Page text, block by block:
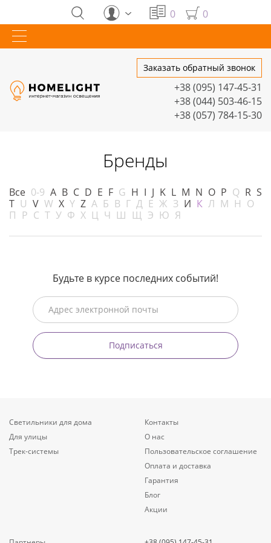
0 0
Заказать обратный звонок
+38 (095) 147-45-31
+38 (044) 503-46-15
+38 (057) 784-15-30
Бренды
Все 0-9 A B C D E F G H I J K L M N O P Q R S
T U V W X Y Z А Б В Г Д Е Ж З И К Л М Н О
П Р С Т У Ф Х Ц Ч Ш Щ Э Ю Я
Будьте в курсе последних событий!
Подписаться
Светильники для дома
Для улицы
Трек-системы
Контакты
О нас
Пользовательское соглашение
Оплата и доставка
Гарантия
Блог
Акции